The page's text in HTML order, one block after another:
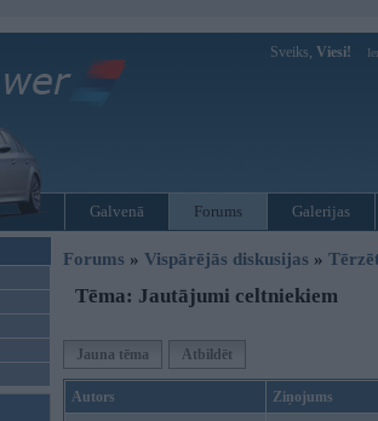
Sveiks, Viesi!
Galvenā Forums Galerijas
Forums » Vispārējās diskusijas »
Tēma: Jautājumi celtniekiem
Jauna tēma Atbildēt
Autors Ziņojums